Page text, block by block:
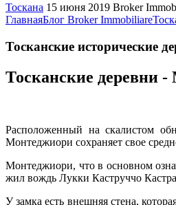
Тоскана 15 июня 2019 Broker
ГлавнаяБлог Broker Immobiliare
Тосканские исторические
Тосканские деревни
Расположенный на скалистом
Монтеджиори сохраняет свое
Монтеджиори, что в основном
жил вождь Лукки Каструччо
У замка есть внешняя стена,